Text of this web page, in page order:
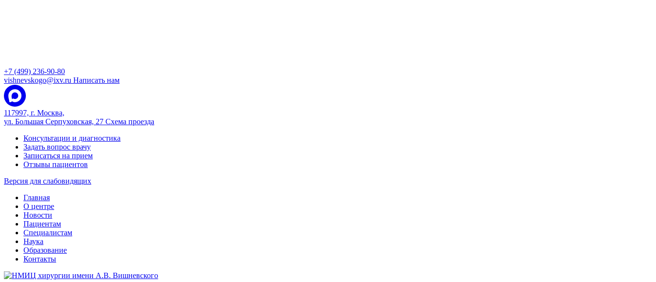
+7 (499) 236-90-80
vishnevskogo@ixv.ru Написать нам
117997, г. Москва,
ул. Большая Серпуховская, 27 Схема проезда
Консультации и диагностика
Задать вопрос врачу
Записаться на прием
Отзывы пациентов
Версия для слабовидящих
Главная
О центре
Новости
Пациентам
Специалистам
Наука
Образование
Контакты